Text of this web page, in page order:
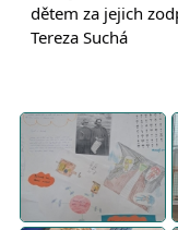
dětem za jejich
Tereza Suchá